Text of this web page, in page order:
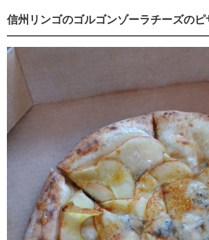
信州リンゴのゴルゴンゾーラチーズのピ